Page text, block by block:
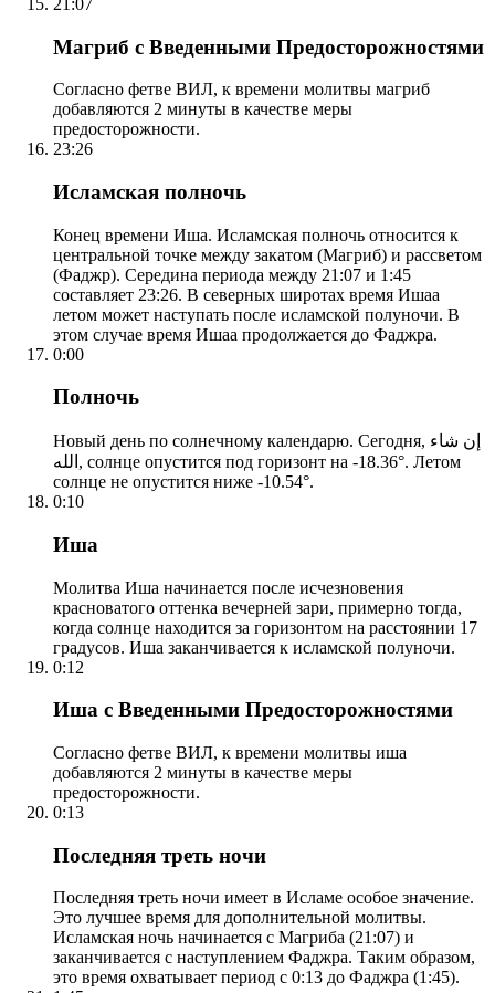
Магриб с Введенными Предосторожностями
Согласно фетве ВИЛ, к времени молитвы магриб
добавляются 2 минуты в качестве меры
предосторожности.
23:26
Исламская полночь
Конец времени Иша. Исламская полночь относится к
центральной точке между закатом (Магриб) и рассветом
(Фаджр). Середина периода между 21:07 и 1:45
составляет 23:26. В северных широтах время Ишаа
летом может наступать после исламской полуночи. В
этом случае время Ишаа продолжается до Фаджра.
0:00
Полночь
Новый день по солнечному календарю. Сегодня, إن شاء
الله, солнце опустится под горизонт на -18.36°. Летом
солнце не опустится ниже -10.54°.
0:10
Иша
Молитва Иша начинается после исчезновения
красноватого оттенка вечерней зари, примерно тогда,
когда солнце находится за горизонтом на расстоянии 17
градусов. Иша заканчивается к исламской полуночи.
0:12
Иша с Введенными Предосторожностями
Согласно фетве ВИЛ, к времени молитвы иша
добавляются 2 минуты в качестве меры
предосторожности.
0:13
Последняя треть ночи
Последняя треть ночи имеет в Исламе особое значение.
Это лучшее время для дополнительной молитвы.
Исламская ночь начинается с Магриба (21:07) и
заканчивается с наступлением Фаджра. Таким образом,
это время охватывает период с 0:13 до Фаджра (1:45).